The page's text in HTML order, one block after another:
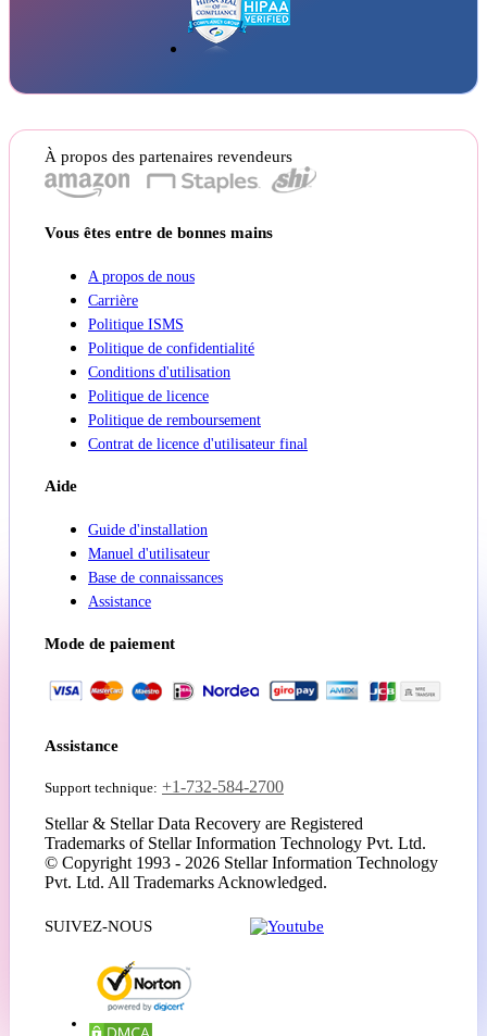
À propos des partenaires revendeurs
Vous êtes entre de bonnes mains
A propos de nous
Carrière
Politique ISMS
Politique de confidentialité
Conditions d'utilisation
Politique de licence
Politique de remboursement
Contrat de licence d'utilisateur final
Aide
Guide d'installation
Manuel d'utilisateur
Base de connaissances
Assistance
Mode de paiement
Assistance
Support technique: +1-732-584-2700
Stellar & Stellar Data Recovery are Registered
Trademarks of Stellar Information Technology Pvt. Ltd.
© Copyright 1993 - 2026 Stellar Information Technology
Pvt. Ltd. All Trademarks Acknowledged.
SUIVEZ-NOUS